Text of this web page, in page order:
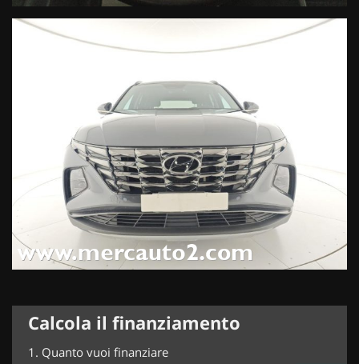
Calcola il finanziamento
1. Quanto vuoi finanziare